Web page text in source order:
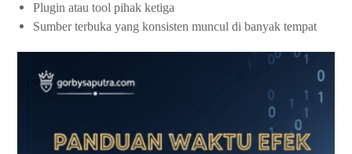
Plugin atau tool pihak ketiga
Sumber terbuka yang konsisten muncul di banyak tempat